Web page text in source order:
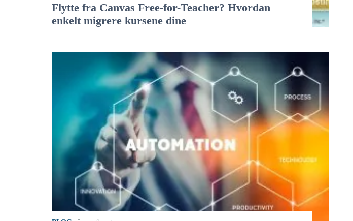
Flytte fra Canvas Free-for-Teacher? Hvordan
enkelt migrere kursene dine